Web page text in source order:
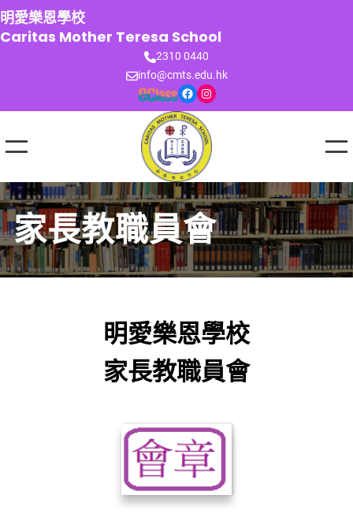
跳
至
主
明愛樂恩學校
Caritas Mother Teresa School
2310 0440
info@cmts.edu.hk
Facebook Instagram
家長教職員會
明愛樂恩學校
家長教職員會